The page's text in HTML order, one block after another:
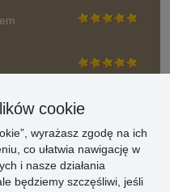
cookie
wyrażasz zgodę na ich
co ułatwia nawigację w
i nasze działania
ale będziemy szczęśliwi, jeśli